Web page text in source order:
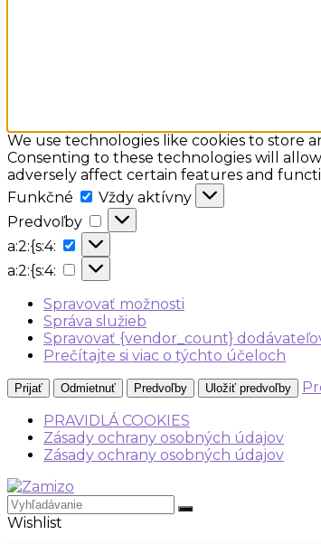
We use technologies like cookies to store
Consenting to these technologies will
adversely affect certain features and
Funkčné
Funkčné
Vždy aktívny
Predvoľby
Predvoľby
a:2:{s:4:
a:2:
{s:4:
a:2:{s:4:
a:2:
{s:4:
Spravovať možnosti
Správa služieb
Spravovať {vendor_count}
Prečítajte si viac o týchto účeloch
Prijať Odmietnuť Predvoľby Uložiť predvoľby
PRAVIDLÁ COOKIES
Zásady ochrany osobných údajov
Zásady ochrany osobných údajov
Wishlist